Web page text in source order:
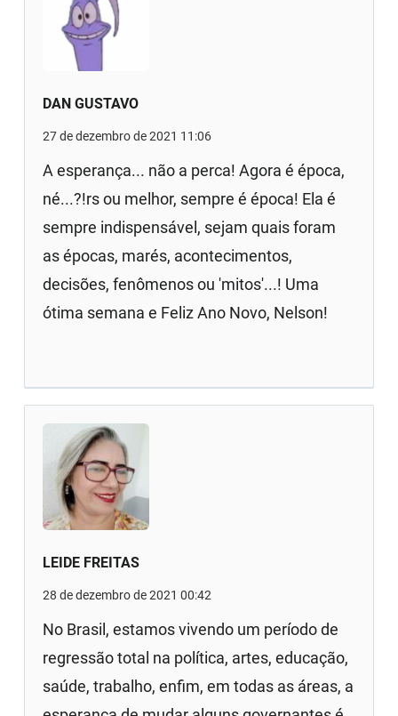
DAN GUSTAVO
27 de dezembro de 2021 11:06
A esperança... não a perca! Agora é época,
né...?!rs ou melhor, sempre é época! Ela é
sempre indispensável, sejam quais foram
as épocas, marés, acontecimentos,
decisões, fenômenos ou 'mitos'...! Uma
ótima semana e Feliz Ano Novo, Nelson!
LEIDE FREITAS
28 de dezembro de 2021 00:42
No Brasil, estamos vivendo um período de
regressão total na política, artes, educação,
saúde, trabalho, enfim, em todas as áreas, a